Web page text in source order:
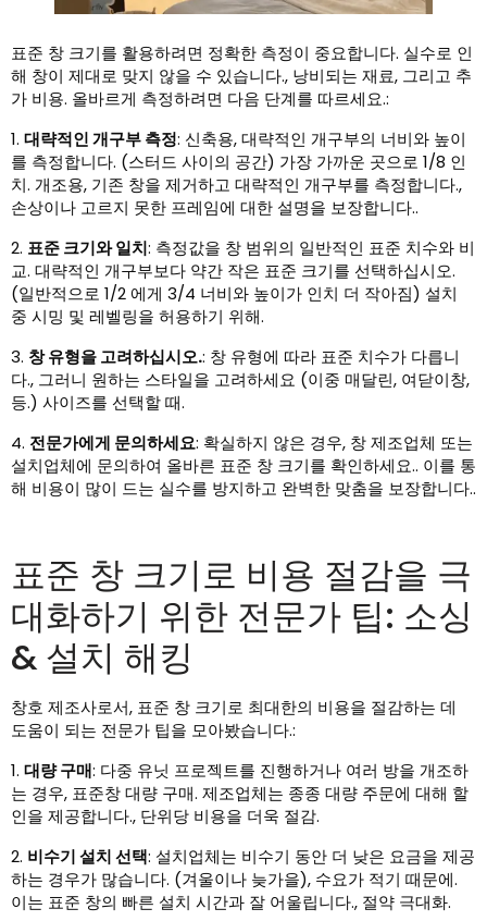
표준 창 크기를 활용하려면 정확한 측정이 중요합니다. 실수로 인
해 창이 제대로 맞지 않을 수 있습니다., 낭비되는 재료, 그리고 추
가 비용. 올바르게 측정하려면 다음 단계를 따르세요.:
1. 대략적인 개구부 측정: 신축용, 대략적인 개구부의 너비와 높이
를 측정합니다. (스터드 사이의 공간) 가장 가까운 곳으로 1/8 인
치. 개조용, 기존 창을 제거하고 대략적인 개구부를 측정합니다.,
손상이나 고르지 못한 프레임에 대한 설명을 보장합니다..
2. 표준 크기와 일치: 측정값을 창 범위의 일반적인 표준 치수와 비
교. 대략적인 개구부보다 약간 작은 표준 크기를 선택하십시오.
(일반적으로 1/2 에게 3/4 너비와 높이가 인치 더 작아짐) 설치
중 시밍 및 레벨링을 허용하기 위해.
3. 창 유형을 고려하십시오.: 창 유형에 따라 표준 치수가 다릅니
다., 그러니 원하는 스타일을 고려하세요 (이중 매달린, 여닫이창,
등.) 사이즈를 선택할 때.
4. 전문가에게 문의하세요: 확실하지 않은 경우, 창 제조업체 또는
설치업체에 문의하여 올바른 표준 창 크기를 확인하세요.. 이를 통
해 비용이 많이 드는 실수를 방지하고 완벽한 맞춤을 보장합니다..
표준 창 크기로 비용 절감을 극
대화하기 위한 전문가 팁: 소싱
& 설치 해킹
창호 제조사로서, 표준 창 크기로 최대한의 비용을 절감하는 데
도움이 되는 전문가 팁을 모아봤습니다.:
1. 대량 구매: 다중 유닛 프로젝트를 진행하거나 여러 방을 개조하
는 경우, 표준창 대량 구매. 제조업체는 종종 대량 주문에 대해 할
인을 제공합니다., 단위당 비용을 더욱 절감.
2. 비수기 설치 선택: 설치업체는 비수기 동안 더 낮은 요금을 제공
하는 경우가 많습니다. (겨울이나 늦가을), 수요가 적기 때문에.
이는 표준 창의 빠른 설치 시간과 잘 어울립니다., 절약 극대화.